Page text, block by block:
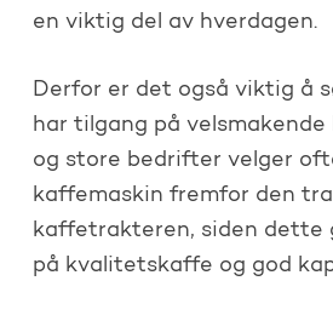
en viktig del av hverdagen.
Derfor er det også viktig å
har tilgang på velsmakende
og store bedrifter velger
kaffemaskin fremfor den
kaffetrakteren, siden dette
på kvalitetskaffe og god